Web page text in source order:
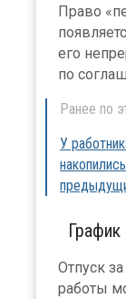
Право
его
по
Ранее по
У
График
Отпуск
работы